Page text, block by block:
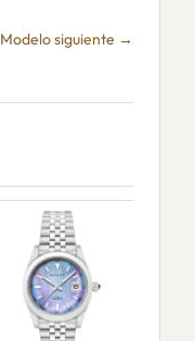
Modelo siguiente →